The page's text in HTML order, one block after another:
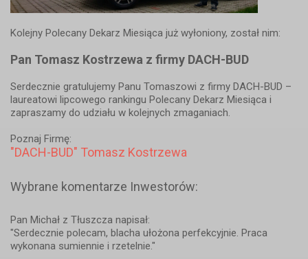
Kolejny Polecany Dekarz Miesiąca już wyłoniony, został nim:
Pan Tomasz Kostrzewa z firmy DACH-BUD
Serdecznie gratulujemy Panu Tomaszowi z firmy DACH-BUD –
laureatowi lipcowego rankingu Polecany Dekarz Miesiąca i
zapraszamy do udziału w kolejnych zmaganiach.
Poznaj Firmę:
"DACH-BUD" Tomasz Kostrzewa
Wybrane komentarze Inwestorów:
Pan Michał z Tłuszcza napisał:
"Serdecznie polecam, blacha ułożona perfekcyjnie. Praca
wykonana sumiennie i rzetelnie."